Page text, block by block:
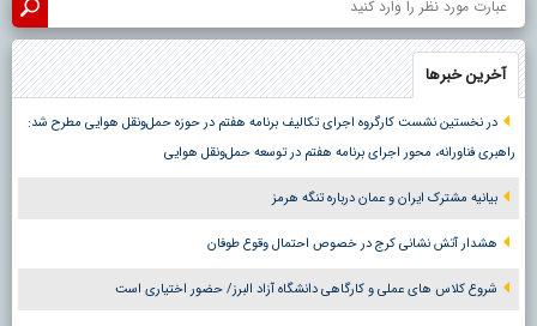
آخرین خبرها
در نخستین نشست کارگروه اجرای تکالیف برنامه هفتم در حوزه حمل‌ونقل هوایی مطرح شد:
راهبری فناورانه، محور اجرای برنامه هفتم در توسعه حمل‌ونقل هوایی
بیانیه مشترک ایران و عمان درباره تنگه هرمز
هشدار آتش نشانی کرج در خصوص احتمال وقوع طوفان
شروع کلاس های عملی و کارگاهی دانشگاه آزاد البرز/ حضور اختیاری است